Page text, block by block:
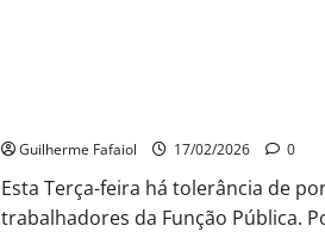
Guilherme Fafaiol 17/02/2026 0
Esta Terça-feira há tolerância de
trabalhadores da Função Pública.